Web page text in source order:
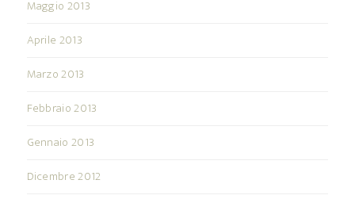
Maggio 2013
Aprile 2013
Marzo 2013
Febbraio 2013
Gennaio 2013
Dicembre 2012